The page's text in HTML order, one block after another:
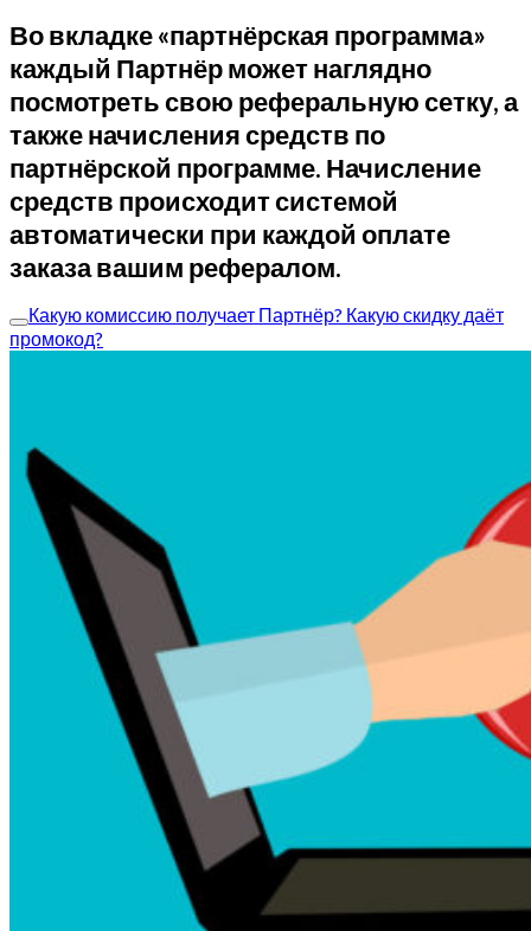
Во вкладке «партнёрская программа»
каждый Партнёр может наглядно
посмотреть свою реферальную сетку, а
также начисления средств по
партнёрской программе. Начисление
средств происходит системой
автоматически при каждой оплате
заказа вашим рефералом.
Какую комиссию получает Партнёр? Какую скидку даёт
промокод?